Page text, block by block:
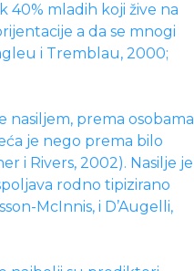
40% mladih koji žive na
a da se mnogi
i Tremblau, 2000;
prema osobama
je nego prema bilo
i Rivers, 2002). Nasilje je
rodno tipizirano
McInnis, i D’Augelli,